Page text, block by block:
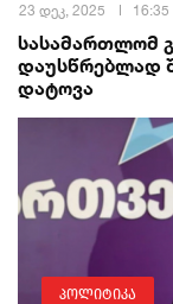
23 დეკ, 2025 16:35
სასამართლომ
დაუსწრებლად
დატოვა
პოლიტიკა